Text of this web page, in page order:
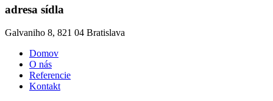
adresa sídla
Galvaniho 8, 821 04 Bratislava
Domov
O nás
Referencie
Kontakt